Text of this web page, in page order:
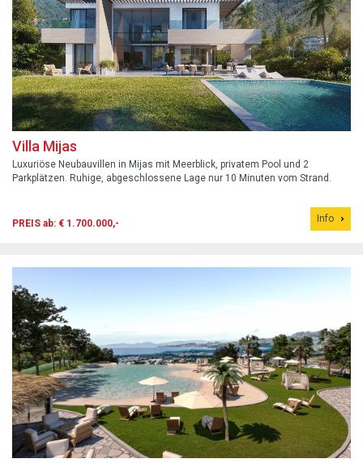
Villa Mijas
Luxuriöse Neubauvillen in Mijas mit Meerblick, privatem Pool und 2
Parkplätzen. Ruhige, abgeschlossene Lage nur 10 Minuten vom Strand.
PREIS ab: € 1.700.000,- Info